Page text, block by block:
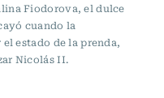
Fiodorova, el dulce
cuando la
estado de la prenda,
Nicolás II.